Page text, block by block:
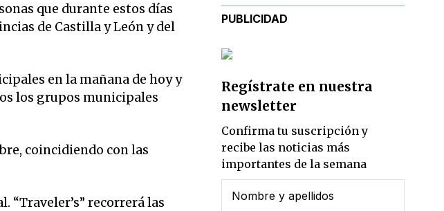
que durante estos días
de Castilla y León y del
en la mañana de hoy y
los grupos municipales
coincidiendo con las
“Traveler’s” recorrerá las
PUBLICIDAD
Regístrate en nuestra
newsletter
Confirma tu suscripción y
recibe las noticias más
importantes de la semana